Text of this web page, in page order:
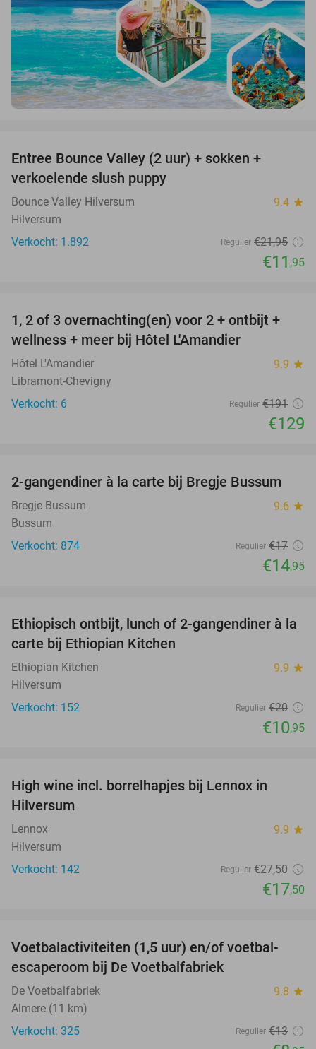
Entree Bounce Valley (2 uur) + sokken +
verkoelende slush puppy
Bounce Valley Hilversum 9.4 star
Hilversum
Verkocht: 1.892
Regulier €21,95
€11 ,95
32%
TODAY
1, 2 of 3 overnachting(en) voor 2 + ontbijt +
wellness + meer bij Hôtel L'Amandier
Hôtel L'Amandier 9.9 star
Libramont-Chevigny
Verkocht: 6
Regulier €191
€129
12%
2-gangendiner à la carte bij Bregje Bussum
Bregje Bussum 9.6 star
Bussum
Verkocht: 874
Regulier €17
€14,95
45%
Ethiopisch ontbijt, lunch of 2-gangendiner à la
carte bij Ethiopian Kitchen
Ethiopian Kitchen 9.9 star
Hilversum
Verkocht: 152
Regulier €20
€10,95
High wine incl. borrelhapjes bij Lennox in
Hilversum
Lennox 9.9 star
Hilversum
Verkocht: 142
Regulier €27,50
€17,50
31%
Voetbalactiviteiten (1,5 uur) en/of voetbal-
escaperoom bij De Voetbalfabriek
De Voetbalfabriek 9.8 star
Almere (11 km)
Verkocht: 325
Regulier €13